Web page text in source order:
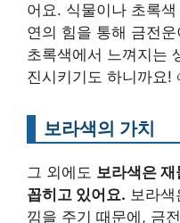
어요. 식물이나 초록
연의 힘을 통해 금전
초록색에서 느껴지는
진시키기도 하니까요!
보라색의 가치
그 외에도 보라색은
꼽히고 있어요. 보라
낌을 주기 때문에, 금